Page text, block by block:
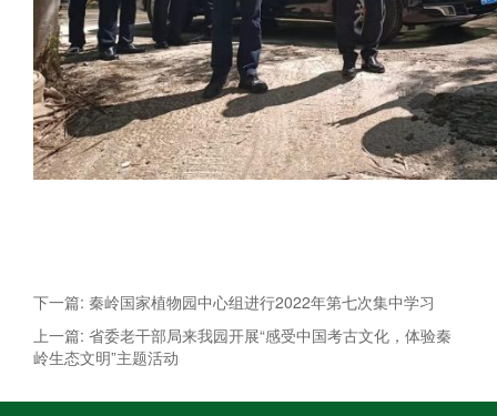
下一篇: 秦岭国家植物园中心组进行2022年第七次集中学习
上一篇: 省委老干部局来我园开展“感受中国考古文化，体验秦
岭生态文明”主题活动